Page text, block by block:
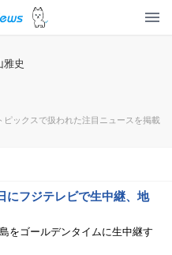
雅史
ピックスで扱われた注目ニュースを掲載
にフジテレビで生中継、地
をゴールデンタイムに生中継す